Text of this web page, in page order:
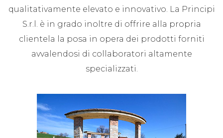
qualitativamente elevato e innovativo. La Principi
S.r.l. è in grado inoltre di offrire alla propria
clientela la posa in opera dei prodotti forniti
avvalendosi di collaboratori altamente
specializzati.